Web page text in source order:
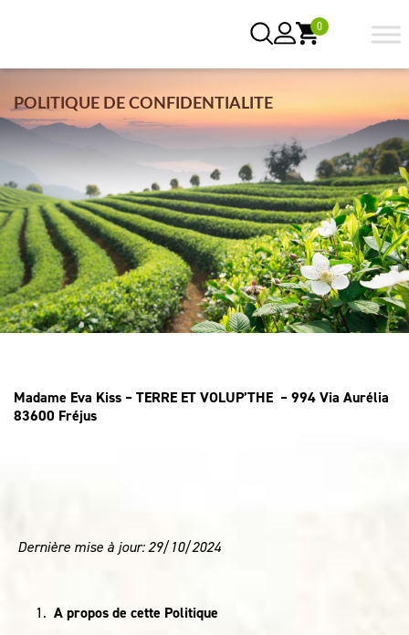
0
POLITIQUE DE CONFIDENTIALITE
Madame Eva Kiss – TERRE ET VOLUP’THE – 994 Via Aurélia
83600 Fréjus
Dernière mise à jour: 29/10/2024
A propos de cette Politique